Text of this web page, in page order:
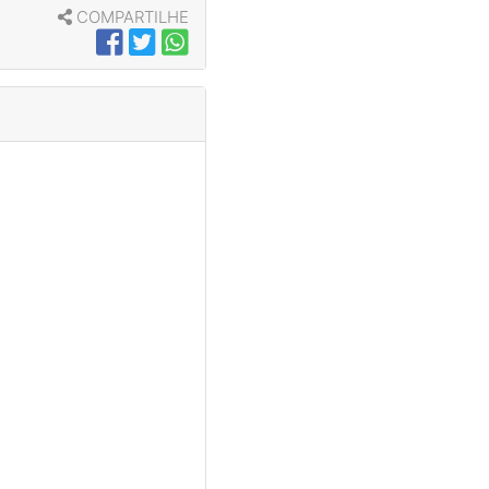
COMPARTILHE